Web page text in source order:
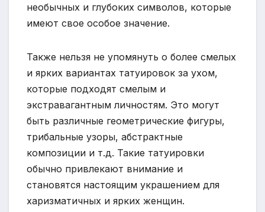
необычных и глубоких символов, которые
имеют свое особое значение.
Также нельзя не упомянуть о более смелых
и ярких вариантах татуировок за ухом,
которые подходят смелым и
экстравагантным личностям. Это могут
быть различные геометрические фигуры,
трибальные узоры, абстрактные
композиции и т.д. Такие татуировки
обычно привлекают внимание и
становятся настоящим украшением для
харизматичных и ярких женщин.